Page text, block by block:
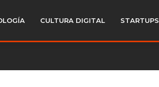
CULTURA DIGITAL STARTUPS